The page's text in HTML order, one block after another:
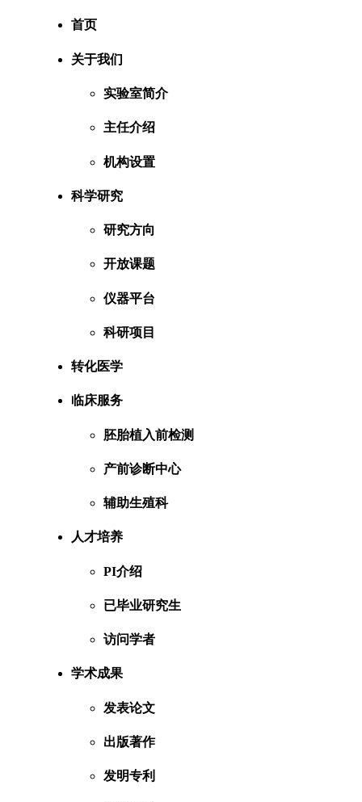
首页
关于我们
实验室简介
主任介绍
机构设置
科学研究
研究方向
开放课题
仪器平台
科研项目
转化医学
临床服务
胚胎植入前检测
产前诊断中心
辅助生殖科
人才培养
PI介绍
已毕业研究生
访问学者
学术成果
发表论文
出版著作
发明专利